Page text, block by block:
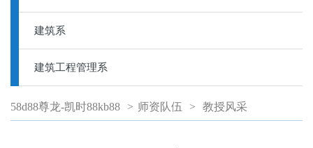
建筑系
建筑工程管理系
58d88尊龙-凯时88kb88 > 师资队伍 > 教授风采